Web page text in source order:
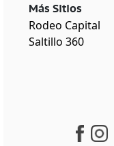
Más Sitios
Rodeo Capital
Saltillo 360